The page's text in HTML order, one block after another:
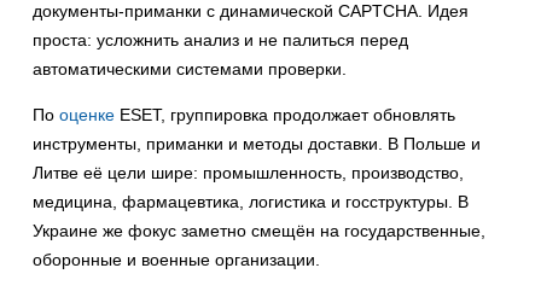
документы-приманки с динамической CAPTCHA. Идея
проста: усложнить анализ и не палиться перед
автоматическими системами проверки.
По оценке ESET, группировка продолжает обновлять
инструменты, приманки и методы доставки. В Польше и
Литве её цели шире: промышленность, производство,
медицина, фармацевтика, логистика и госструктуры. В
Украине же фокус заметно смещён на государственные,
оборонные и военные организации.